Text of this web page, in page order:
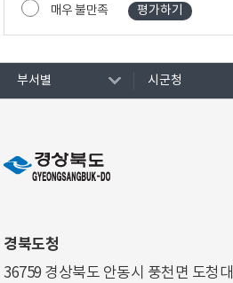
매우 불만족
부서별 시군청
경북도청
36759 경상북도 안동시 풍천면 도청